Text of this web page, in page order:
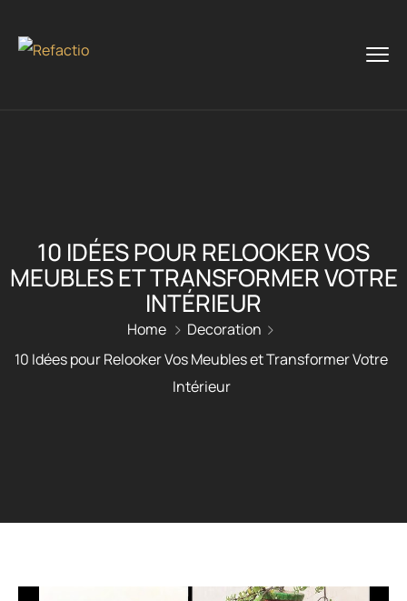
10 IDÉES POUR RELOOKER VOS
MEUBLES ET TRANSFORMER VOTRE
INTÉRIEUR
Home
Decoration
10 Idées pour Relooker Vos Meubles et Transformer Votre
Intérieur